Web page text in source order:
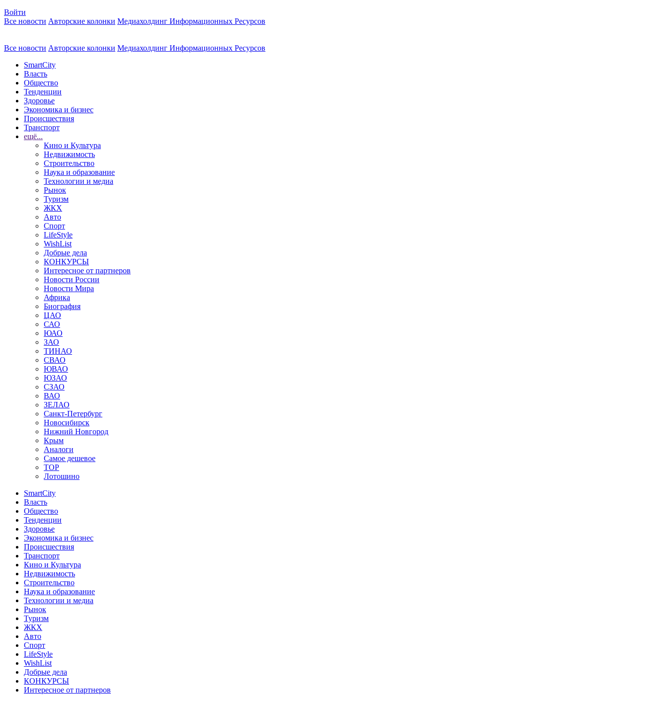
Войти
Все новости Авторские колонки Медиахолдинг Информационных Ресурсов
Все новости Авторские колонки Медиахолдинг Информационных Ресурсов
SmartCity
Власть
Общество
Тенденции
Здоровье
Экономика и бизнес
Происшествия
Транспорт
ещё...
Кино и Культура
Недвижимость
Строительство
Наука и образование
Технологии и медиа
Рынок
Туризм
ЖКХ
Авто
Спорт
LifeStyle
WishList
Добрые дела
КОНКУРСЫ
Интересное от партнеров
Новости России
Новости Мира
Африка
Биография
ЦАО
САО
ЮАО
ЗАО
ТИНАО
СВАО
ЮВАО
ЮЗАО
СЗАО
ВАО
ЗЕЛАО
Санкт-Петербург
Новосибирск
Нижний Новгород
Крым
Аналоги
Самое дешевое
TOP
Лотошино
SmartCity
Власть
Общество
Тенденции
Здоровье
Экономика и бизнес
Происшествия
Транспорт
Кино и Культура
Недвижимость
Строительство
Наука и образование
Технологии и медиа
Рынок
Туризм
ЖКХ
Авто
Спорт
LifeStyle
WishList
Добрые дела
КОНКУРСЫ
Интересное от партнеров